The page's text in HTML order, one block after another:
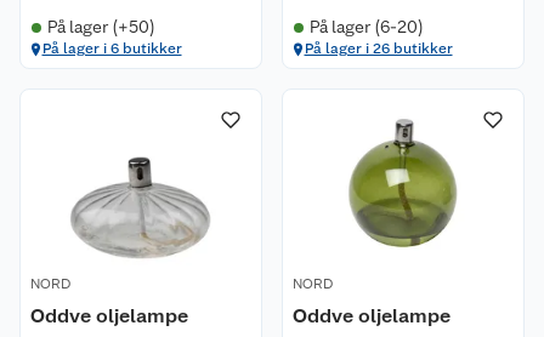
På lager (+50)
På lager i 6 butikker
På lager (6-20)
På lager i 26 butikker
NORD
Oddve oljelampe
NORD
Oddve oljelampe